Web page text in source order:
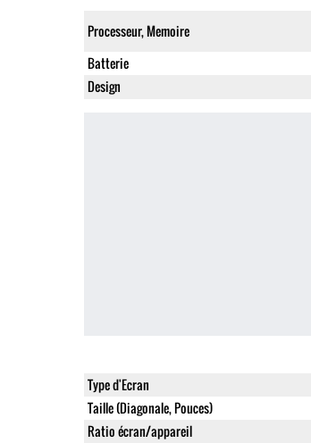
Processeur, Memoire
Batterie
Design
Type d'Ecran
Taille (Diagonale, Pouces)
Ratio écran/appareil